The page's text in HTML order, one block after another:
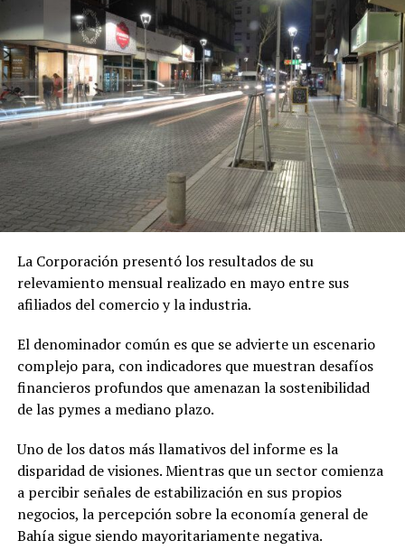
La Corporación presentó los resultados de su
relevamiento mensual realizado en mayo entre sus
afiliados del comercio y la industria.
El denominador común es que se advierte un escenario
complejo para, con indicadores que muestran desafíos
financieros profundos que amenazan la sostenibilidad
de las pymes a mediano plazo.
Uno de los datos más llamativos del informe es la
disparidad de visiones. Mientras que un sector comienza
a percibir señales de estabilización en sus propios
negocios, la percepción sobre la economía general de
Bahía sigue siendo mayoritariamente negativa.